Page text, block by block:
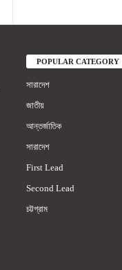
POPULAR CATEGORY
সারাদেশ
জাতীয়
আন্তর্জাতিক
সারাদেশ
First Lead
Second Lead
চট্টগ্রাম